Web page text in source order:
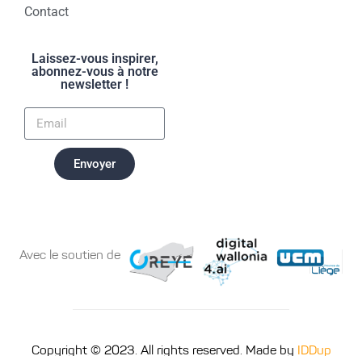
Contact
Laissez-vous inspirer,
abonnez-vous à notre
newsletter !
Envoyer
Avec le soutien de
Copyright © 2023. All rights reserved. Made by IDDup